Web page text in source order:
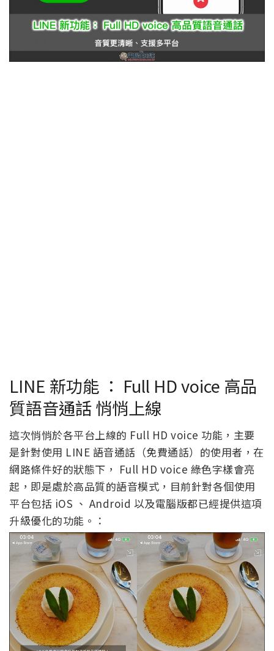
LINE 新功能 ： Full HD voice 高品
質語音通話 悄悄上線
這次悄悄於各平台上線的 Full HD voice 功能，主要
是針對使用 LINE 語音通話（免費通話）的使用者，在
網路條件好的狀態下， Full HD voice 綠色字樣會亮
起，即是處於高品質的語音模式，目前針對各個使用
平台包括 iOS 、 Android 以及電腦版都已經提供這項
升級優化的功能。：